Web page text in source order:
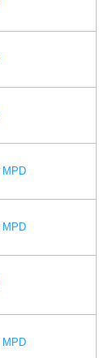
MPD
MPD
MPD